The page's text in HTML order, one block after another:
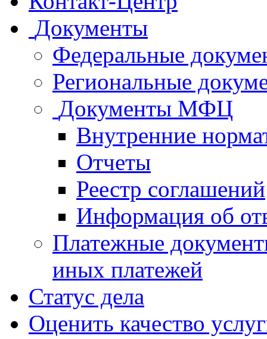
Документы
Федеральные
Региональные
Документы МФЦ
Внутренние
Отчеты
Реестр соглашений
Информация об
Платежные
иных платежей
Статус дела
Оценить качество